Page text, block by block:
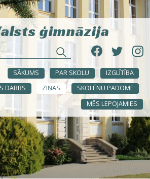
ģimnāzija
SĀKUMS PAR SKOLU
IZGLĪTĪBA
DARBS
ZIŅAS
SKOLĒNU PADOME
MĒS LEPOJAMIES